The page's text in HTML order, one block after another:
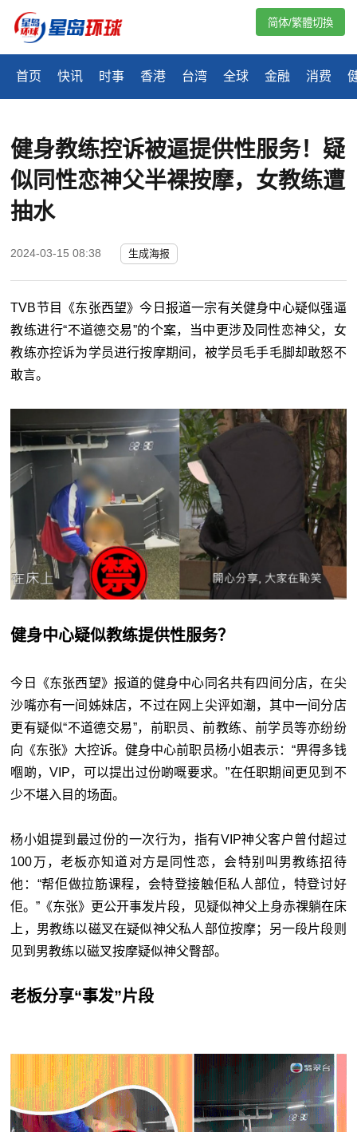
首页 快讯 时事 香港 台湾 全球 金融 消费
简体/繁體切換
健身教练控诉被逼提供性服务！疑
似同性恋神父半裸按摩，女教练遭
抽水
2024-03-15 08:38 生成海报
TVB节目《东张西望》今日报道一宗有关健身中心疑似强逼
教练进行“不道德交易”的个案，当中更涉及同性恋神父，女
教练亦控诉为学员进行按摩期间，被学员毛手毛脚却敢怒不
敢言。
健身中心疑似教练提供性服务？
今日《东张西望》报道的健身中心同名共有四间分店，在尖
沙嘴亦有一间姊妹店，不过在网上尖评如潮，其中一间分店
更有疑似“不道德交易”，前职员、前教练、前学员等亦纷纷
向《东张》大控诉。健身中心前职员杨小姐表示：“畀得多钱
嗰啲，VIP，可以提出过份啲嘅要求。”在任职期间更见到不
少不堪入目的场面。
杨小姐提到最过份的一次行为，指有VIP神父客户曾付超过
100万，老板亦知道对方是同性恋，会特别叫男教练招待
他：“帮佢做拉筋课程，会特登接触佢私人部位，特登讨好
佢。”《东张》更公开事发片段，见疑似神父上身赤祼躺在床
上，男教练以磁叉在疑似神父私人部位按摩；另一段片段则
见到男教练以磁叉按摩疑似神父臀部。
老板分享“事发”片段